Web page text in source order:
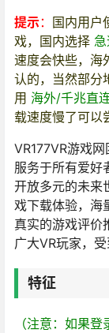
提示： 国内用户
戏，国内选择
速度会快些，海
认的，当然部分
用 海外/千兆直
载速度慢了可以
VR177VR游戏
服务于所有爱好
开放多元的未来
戏下载体验，海
真实的游戏评价
广大VR玩家，
特征
（注意：如果